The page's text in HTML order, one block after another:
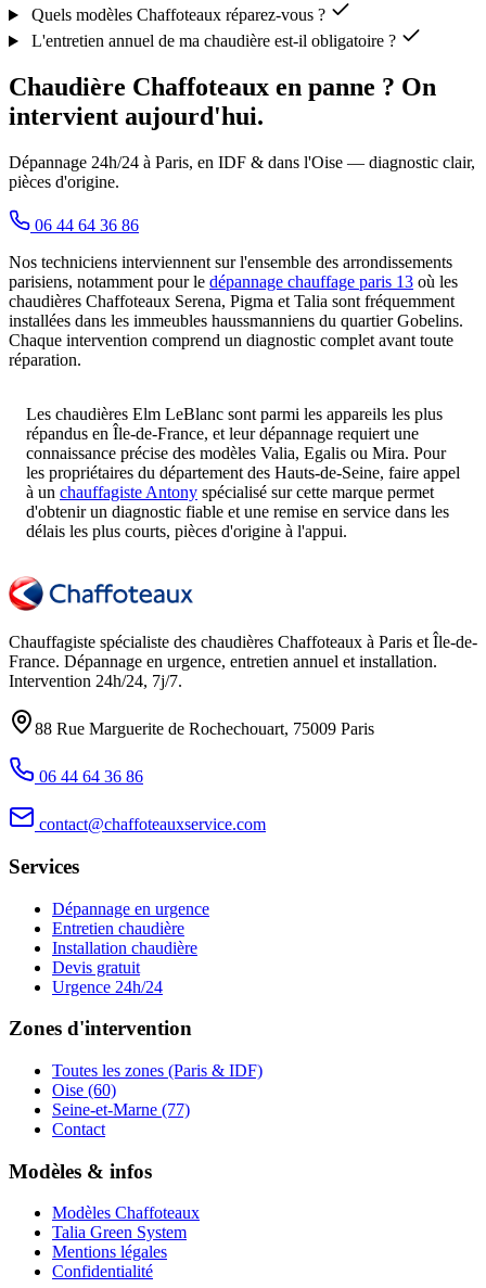
Quels modèles Chaffoteaux réparez-vous ?
L'entretien annuel de ma chaudière est-il obligatoire ?
Chaudière Chaffoteaux en panne ? On
intervient aujourd'hui.
Dépannage 24h/24 à Paris, en IDF & dans l'Oise — diagnostic clair,
pièces d'origine.
06 44 64 36 86
Nos techniciens interviennent sur l'ensemble des arrondissements
parisiens, notamment pour le dépannage chauffage paris 13 où les
chaudières Chaffoteaux Serena, Pigma et Talia sont fréquemment
installées dans les immeubles haussmanniens du quartier Gobelins.
Chaque intervention comprend un diagnostic complet avant toute
réparation.
Les chaudières Elm LeBlanc sont parmi les appareils les plus
répandus en Île-de-France, et leur dépannage requiert une
connaissance précise des modèles Valia, Egalis ou Mira. Pour
les propriétaires du département des Hauts-de-Seine, faire appel
à un chauffagiste Antony spécialisé sur cette marque permet
d'obtenir un diagnostic fiable et une remise en service dans les
délais les plus courts, pièces d'origine à l'appui.
Chauffagiste spécialiste des chaudières Chaffoteaux à Paris et Île-de-
France. Dépannage en urgence, entretien annuel et installation.
Intervention 24h/24, 7j/7.
88 Rue Marguerite de Rochechouart, 75009 Paris
06 44 64 36 86
contact@chaffoteauxservice.com
Services
Dépannage en urgence
Entretien chaudière
Installation chaudière
Devis gratuit
Urgence 24h/24
Zones d'intervention
Toutes les zones (Paris & IDF)
Oise (60)
Seine-et-Marne (77)
Contact
Modèles & infos
Modèles Chaffoteaux
Talia Green System
Mentions légales
Confidentialité